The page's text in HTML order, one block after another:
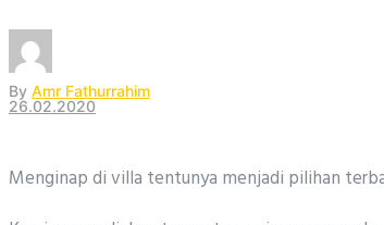
By Amr Fathurrahim
26.02.2020
Menginap di villa tentunya menjadi pilihan